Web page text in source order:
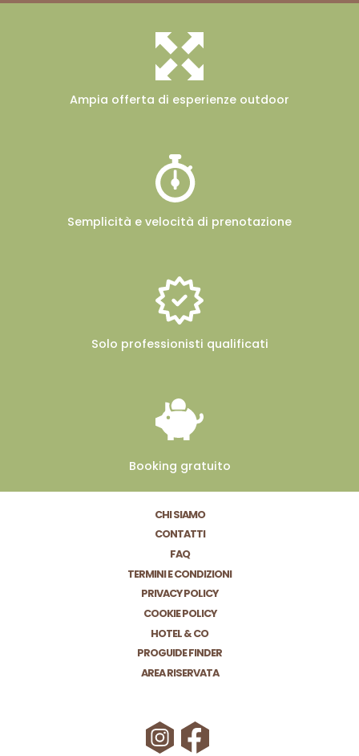
Ampia offerta di esperienze outdoor
Semplicità e velocità di prenotazione
Solo professionisti qualificati
Booking gratuito
CHI SIAMO
CONTATTI
FAQ
TERMINI E CONDIZIONI
PRIVACY POLICY
COOKIE POLICY
HOTEL & CO
PROGUIDE FINDER
AREA RISERVATA